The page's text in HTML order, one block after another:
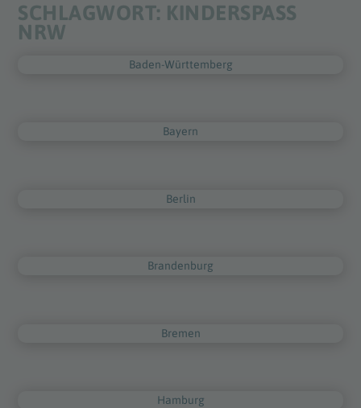
SCHLAGWORT: KINDERSPASS N
RW
Baden-Württemberg
Bayern
Berlin
Brandenburg
Bremen
Hamburg